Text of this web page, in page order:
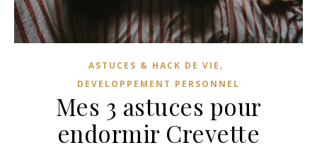
ASTUCES & HACK DE VIE ,
DEVELOPPEMENT PERSONNEL
Mes 3 astuces pour
endormir Crevette